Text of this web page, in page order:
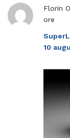
Florin
ore
10